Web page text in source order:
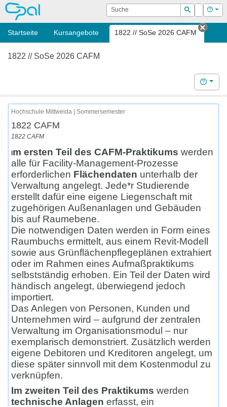
OPAL Suche
Suchen
Login Hilfe
Startseite Kursangebote 1822 // SoSe 2026 CAFM
Tab
1822 // SoSe 2026 CAFM
Hilfe
Hochschule Mittweida | Sommersemester
1822 CAFM
1822 CAFM
Im ersten Teil des CAFM-Praktikums werden
alle für Facility-Management-Prozesse
erforderlichen Flächendaten unterhalb der
Verwaltung angelegt. Jede*r Studierende
erstellt dafür eine eigene Liegenschaft mit
zugehörigen Außenanlagen und Gebäuden
bis auf Raumebene.
Die notwendigen Daten werden in Form eines
Raumbuchs ermittelt, aus einem Revit-Modell
sowie aus Grünflächenpflegeplänen extrahiert
oder im Rahmen eines Aufmaßpraktikums
selbstständig erhoben. Ein Teil der Daten wird
händisch angelegt, überwiegend jedoch
importiert.
Das Anlegen von Personen, Kunden und
Unternehmen wird – aufgrund der zentralen
Verwaltung im Organisationsmodul – nur
exemplarisch demonstriert. Zusätzlich werden
eigene Debitoren und Kreditoren angelegt, um
diese später sinnvoll mit dem Kostenmodul zu
verknüpfen.
Im zweiten Teil des Praktikums werden
technische Anlagen erfasst, ein